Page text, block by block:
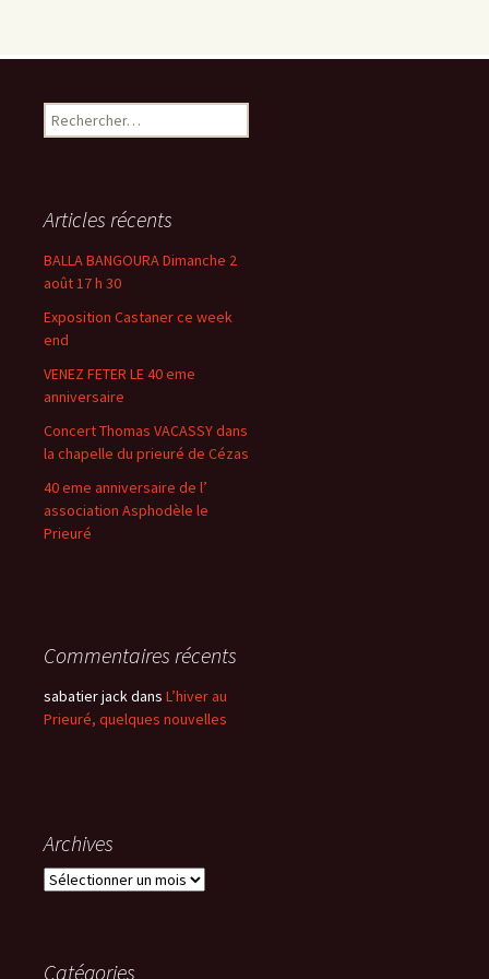
Rechercher :
Articles récents
BALLA BANGOURA Dimanche 2
août 17 h 30
Exposition Castaner ce week
end
VENEZ FETER LE 40 eme
anniversaire
Concert Thomas VACASSY dans
la chapelle du prieuré de Cézas
40 eme anniversaire de l’
association Asphodèle le
Prieuré
Commentaires récents
sabatier jackdans L’hiver au
Prieuré, quelques nouvelles
Archives
Archives
Catégories